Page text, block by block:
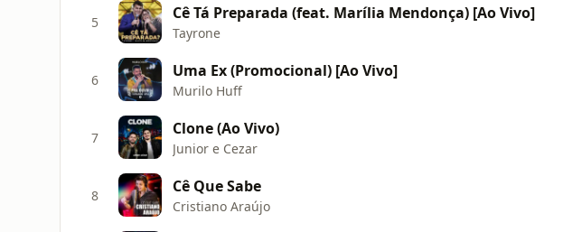
5 Cê Tá Preparada (feat. Marília Mendonça) [Ao Vivo]
Tayrone
6 Uma Ex (Promocional) [Ao Vivo]
Murilo Huff
7 Clone (Ao Vivo)
Junior e Cezar
8 Cê Que Sabe
Cristiano Araújo